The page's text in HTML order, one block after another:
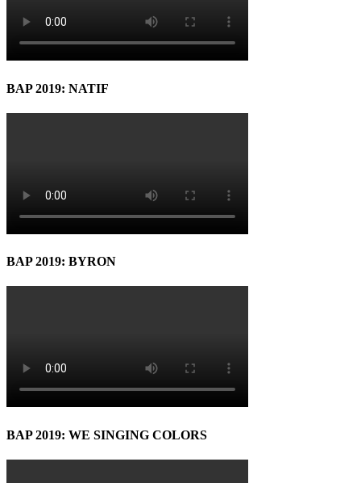
BAP 2019: NATIF
BAP 2019: BYRON
BAP 2019: WE SINGING COLORS